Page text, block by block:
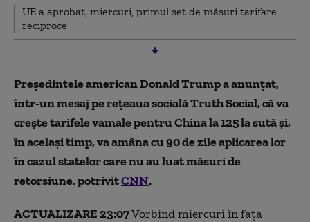
UE a aprobat, miercuri, primul set de măsuri tarifare
reciproce
Președintele american Donald Trump a anunțat,
într-un mesaj pe rețeaua socială Truth Social, că va
crește tarifele vamale pentru China la 125 la sută și,
în același timp, va amâna cu 90 de zile aplicarea lor
în cazul statelor care nu au luat măsuri de
retorsiune, potrivitCNN.
ACTUALIZARE 23:07Vorbind miercuri în fața